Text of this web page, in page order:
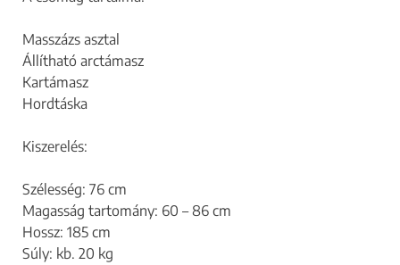
Masszázs asztal
Állítható arctámasz
Kartámasz
Hordtáska
Kiszerelés:
Szélesség: 76 cm
Magasság tartomány: 60 – 86 cm
Hossz: 185 cm
Súly: kb. 20 kg